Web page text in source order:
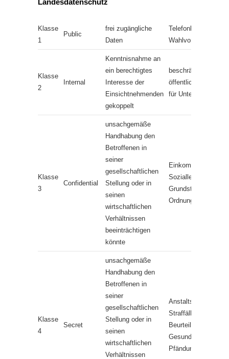
Landesdatenschutz
Klasse
1
Public
frei zugängliche
Daten
Telefonbücher,
Klasse
2
Internal
Kenntnisnahme an
ein berechtigtes
Interesse der
Einsichtnehmenden
gekoppelt
beschränkt
öffentliche Dateien,
für Unterlagen
Klasse
3
Confidential
unsachgemäße
Handhabung den
Betroffenen in
seiner
gesellschaftlichen
Stellung oder in
seinen
wirtschaftlichen
Verhältnissen
beeinträchtigen
könnte
Einkommen,
Sozialleistungen,
Grundsteuer,
Klasse
4
Secret
unsachgemäße
Handhabung den
Betroffenen in
seiner
gesellschaftlichen
Stellung oder in
seinen
wirtschaftlichen
Verhältnissen
Straffälligkeit,
Beurteilungen,
Gesundheitsdaten,
Pfändungen